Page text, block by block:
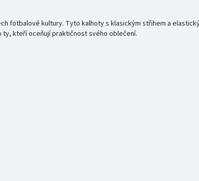
fotbalové kultury. Tyto kalhoty s klasickým střihem a
ty, kteří oceňují praktičnost svého oblečení.